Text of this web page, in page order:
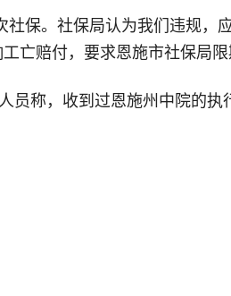
社保。社保局认为我们违规，
亡赔付，要求恩施市社保局限
员称，收到过恩施州中院的